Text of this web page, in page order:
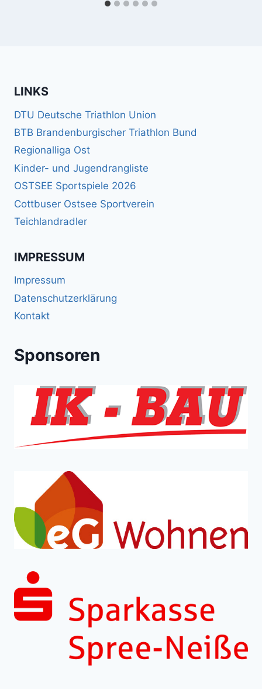
LINKS
DTU Deutsche Triathlon Union
BTB Brandenburgischer Triathlon Bund
Regionalliga Ost
Kinder- und Jugendrangliste
OSTSEE Sportspiele 2026
Cottbuser Ostsee Sportverein
Teichlandradler
IMPRESSUM
Impressum
Datenschutzerklärung
Kontakt
Sponsoren